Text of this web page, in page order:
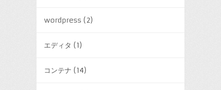
wordpress (2)
エディタ (1)
コンテナ (14)